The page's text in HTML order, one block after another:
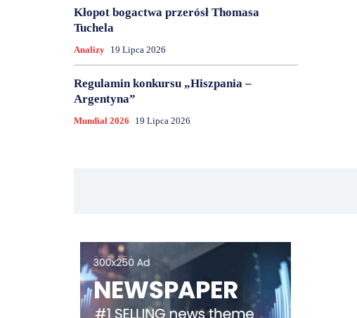
Kłopot bogactwa przerósł Thomasa
Tuchela
Analizy 19 Lipca 2026
Regulamin konkursu „Hiszpania –
Argentyna”
Mundial 2026 19 Lipca 2026